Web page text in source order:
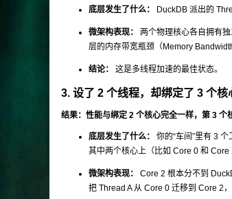
底层发生了什么： DuckDB 派出的
微架构表现：
两个物理核心各自拥有
层的内存带宽瓶颈（Memory
结论： 这是多线程加速的最佳状态。
3. 设了 2 个线程，却绑定了 3 个核
结果：性能与绑定 2 个核心完全一样，第 3 个
底层发生了什么：
你的“车间”里有 3
其中两个核心上（比如 Core 0 和 Core
微架构表现：
Core 2 根本分不到
把 Thread A 从 Core 0 迁移到 Core 2